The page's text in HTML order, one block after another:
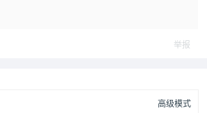
举报
高级模式